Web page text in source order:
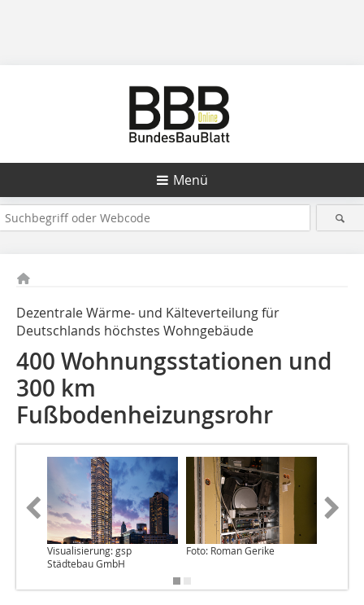
Menü
Dezentrale Wärme- und Kälteverteilung für
Deutschlands höchstes Wohngebäude
400 Wohnungsstationen und
300 km
Fußbodenheizungsrohr
Visualisierung: gsp
Städtebau GmbH
Foto: Roman Gerike